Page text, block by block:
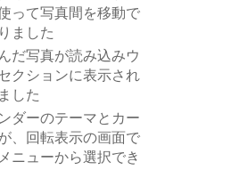
って写真間を移動で
ました
だ写真が読み込みウ
クションに表示され
した
ダーのテーマとカー
、回転表示の画面で
ニューから選択でき